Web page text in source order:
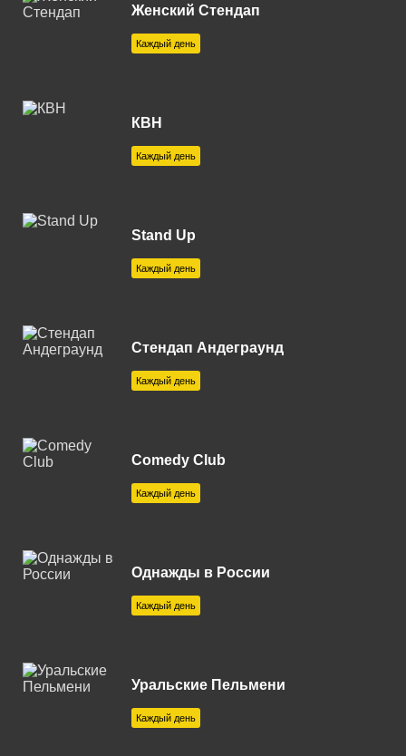
Владимир 100.8 FM
Волгоград 104.5 FM
Вологда 106.5 FM
Волоколамск 106.0 FM
Воткинск 96.0 FM
Глазов 107.4 FM
Егорьевск 89.7 FM
Елец 107.7 FM
Железногорск 92.8 FM
Златоуст 87.7 FM
Казань 91.1 FM
Калуга 106.6 FM
Каменск-Уральский 89.4 FM
Женский Стендап
Каждый день
КВН
Каждый день
Stand Up
Каждый день
Стендап Андеграунд
Каждый день
Comedy Club
Каждый день
Однажды в России
Каждый день
Уральские Пельмени
Каждый день